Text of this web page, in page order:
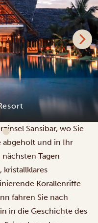
Resort
Sansibar, wo Sie
abgeholt und in Ihr
Tagen
kristallklares
Korallenriffe
fahren Sie nach
in die Geschichte des